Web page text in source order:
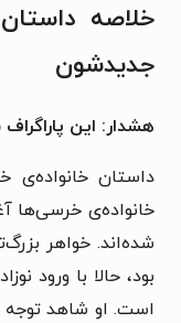
خلاصه
جدیدشون
هشدار: این
داستان
خانواده‌ی خرسی‌ها
شده‌اند. خواهر
بود، حالا با ورود
است. او شاهد توجه